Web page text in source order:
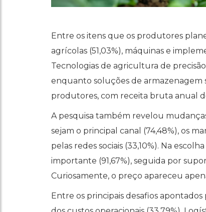
Entre os itens que os produtores
agrícolas (51,03%), máquinas e
Tecnologias de agricultura de
enquanto soluções de armazenagem
produtores, com receita bruta anual
A pesquisa também revelou
sejam o principal canal (74,48%), os
pelas redes sociais (33,10%). Na
importante (91,67%), seguida por
Curiosamente, o preço apareceu
Entre os principais desafios